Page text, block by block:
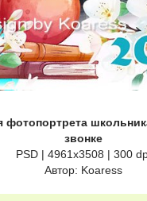
звонке
PSD | 4961x3508 | 300
Автор: Koaress